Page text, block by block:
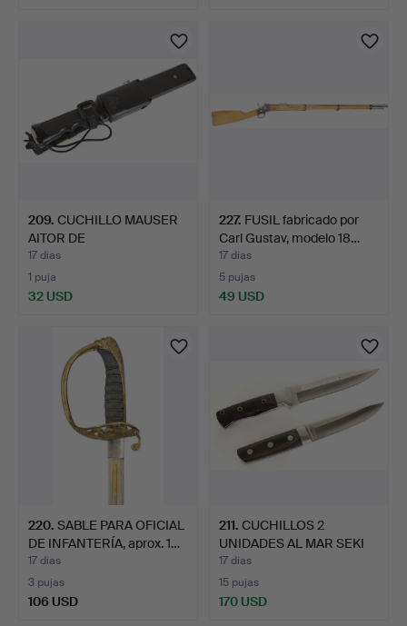
209. CUCHILLO MAUSER
AITOR DE
SUPERVIVENCIA.
17 días
1 puja
32 USD
227. FUSIL fabricado por
Carl Gustav, modelo 18…
17 días
5 pujas
49 USD
220. SABLE PARA OFICIAL
DE INFANTERÍA, aprox. 1…
17 días
3 pujas
106 USD
211. CUCHILLOS 2
UNIDADES AL MAR SEKI
JAPÓN.
17 días
15 pujas
170 USD